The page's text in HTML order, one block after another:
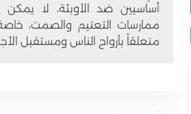
أساسيين ضد الأوبئة، لا
ممارسات التعتيم والصمت،
متعلقاً بأرواح الناس ومستقبل